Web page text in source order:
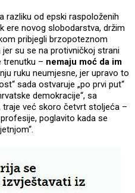
razliku od epski raspoloženih
ere novog slobodarstva, držim
pribjegli brzopoteznom
jer su se na protivničkoj strani
trenutku – nemaju moć da im
ruku neumjesne, jer upravo to
sada ostvaruje „po prvi put“
demokracije“, sa
traje već skoro četvrt stoljeća –
poglavito kada se